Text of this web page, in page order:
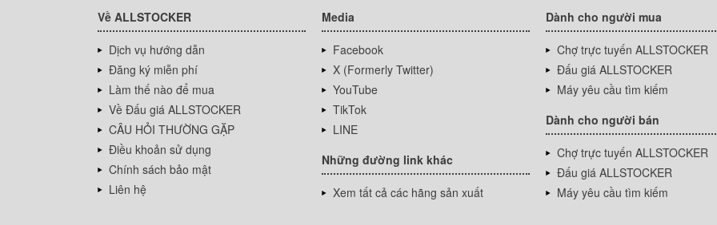
Về ALLSTOCKER
Dịch vụ hướng dẫn
Đăng ký miễn phí
Làm thế nào để mua
Về Đấu giá ALLSTOCKER
CÂU HỎI THƯỜNG GẶP
Điều khoản sử dụng
Chính sách bảo mật
Liên hệ
Media
Facebook
X (Formerly Twitter)
YouTube
TikTok
LINE
Những đường link khác
Xem tất cả các hãng sản xuất
Dành cho người mua
Chợ trực tuyến ALLSTOCKER
Đấu giá ALLSTOCKER
Máy yêu cầu tìm kiếm
Dành cho người bán
Chợ trực tuyến ALLSTOCKER
Đấu giá ALLSTOCKER
Máy yêu cầu tìm kiếm